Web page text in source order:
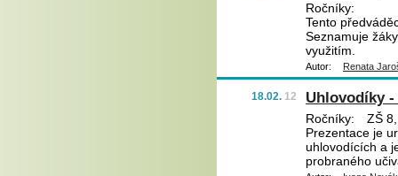
Ročníky:
Tento
Seznamuje
využitím.
Autor: Renata
18.02. 12 Uhlovodíky
Ročníky:
ZŠ
Prezentace je
uhlovodících a
probraného